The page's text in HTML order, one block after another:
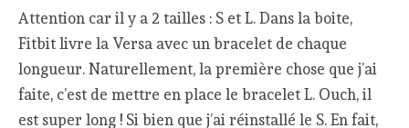
Attention car il y a 2 tailles : S et L. Dans la boite,
Fitbit livre la Versa avec un bracelet de chaque
longueur. Naturellement, la première chose que j’ai
faite, c’est de mettre en place le bracelet L. Ouch, il
est super long ! Si bien que j’ai réinstallé le S. En fait,